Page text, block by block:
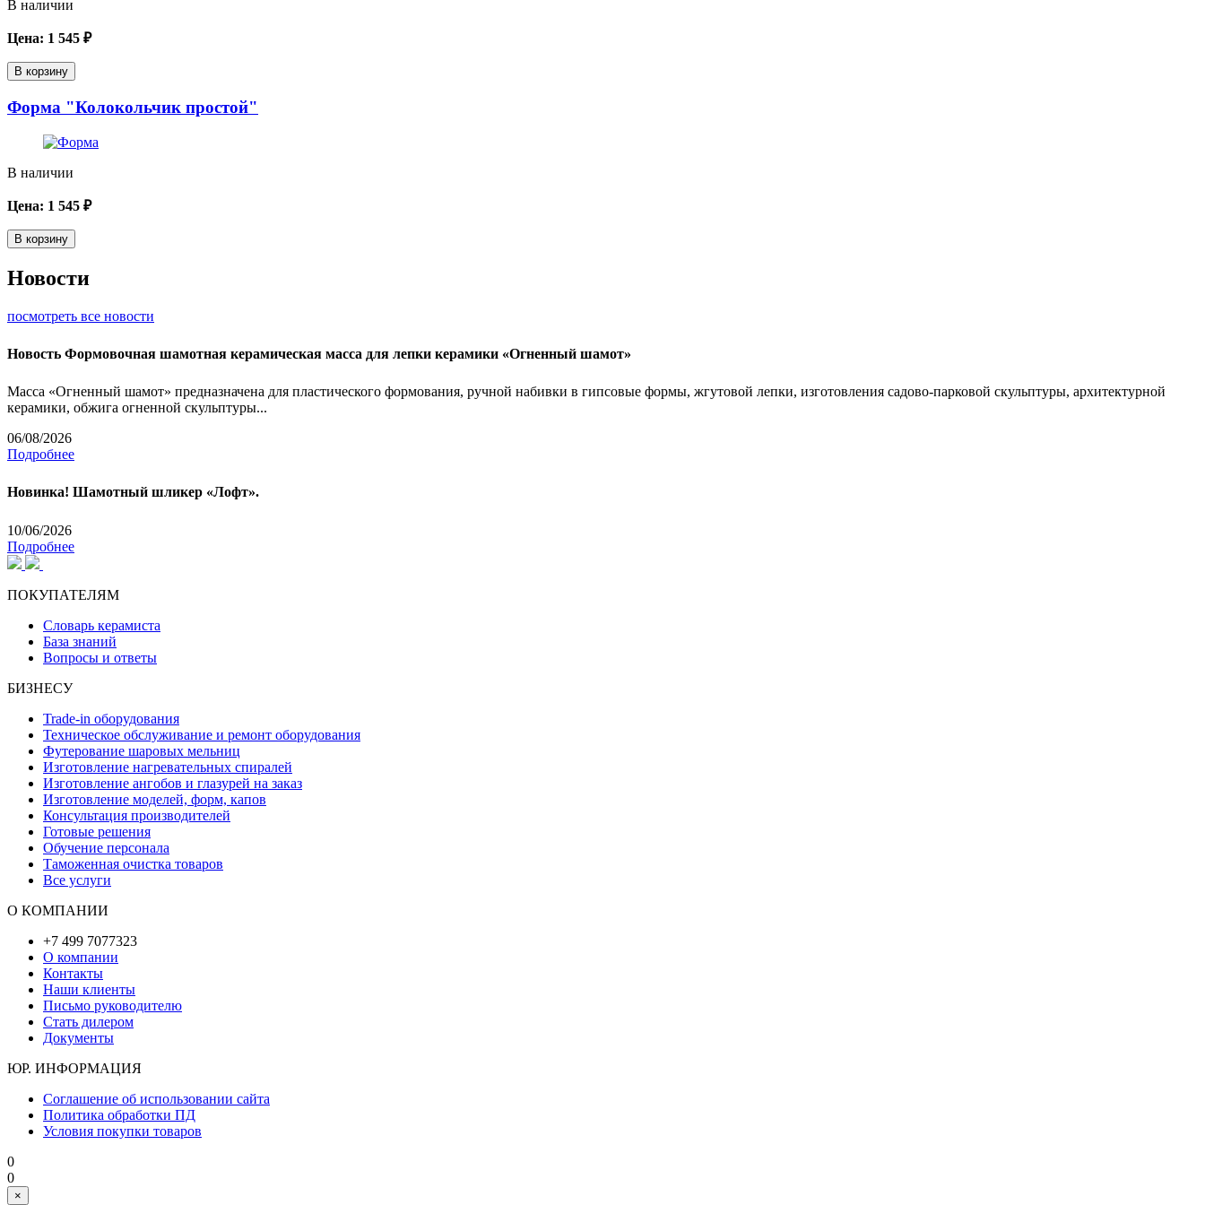
В наличии
Цена: 1 545 ₽
В корзину
Форма "Колокольчик простой"
В наличии
Цена: 1 545 ₽
В корзину
Новости
посмотреть все новости
Новость Формовочная шамотная керамическая масса для лепки керамики «Огненный шамот»
Масса «Огненный шамот» предназначена для пластического формования, ручной набивки в гипсовые формы, жгутовой лепки, изготовления садово-парковой скульптуры, архитектурной
керамики, обжига огненной скульптуры...
06/08/2026
Подробнее
Новинка! Шамотный шликер «Лофт».
10/06/2026
Подробнее
ПОКУПАТЕЛЯМ
Словарь керамиста
База знаний
Вопросы и ответы
БИЗНЕСУ
Trade-in оборудования
Техническое обслуживание и ремонт оборудования
Футерование шаровых мельниц
Изготовление нагревательных спиралей
Изготовление ангобов и глазурей на заказ
Изготовление моделей, форм, капов
Консультация производителей
Готовые решения
Обучение персонала
Таможенная очистка товаров
Все услуги
О КОМПАНИИ
+7 499 7077323
О компании
Контакты
Наши клиенты
Письмо руководителю
Стать дилером
Документы
ЮР. ИНФОРМАЦИЯ
Соглашение об использовании сайта
Политика обработки ПД
Условия покупки товаров
0
0
×